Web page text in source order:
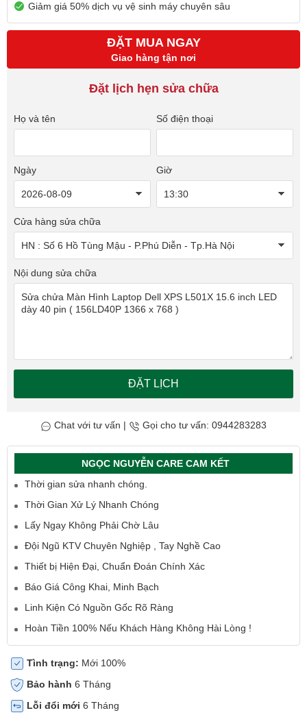
Giảm giá 50% dịch vụ vệ sinh máy chuyên sâu
ĐẶT MUA NGAY
Giao hàng tận nơi
Đặt lịch hẹn sửa chữa
Họ và tên Số điện thoại
Ngày Giờ
Cửa hàng sửa chữa
Nội dung sửa chữa
ĐẶT LỊCH
Chat với tư vấn | Gọi cho tư vấn: 0944283283
NGỌC NGUYỄN CARE CAM KẾT
Thời gian sửa nhanh chóng.
Thời Gian Xử Lý Nhanh Chóng
Lấy Ngay Không Phải Chờ Lâu
Đội Ngũ KTV Chuyên Nghiệp , Tay Nghề Cao
Thiết bị Hiện Đại, Chuẩn Đoán Chính Xác
Báo Giá Công Khai, Minh Bạch
Linh Kiện Có Nguồn Gốc Rõ Ràng
Hoàn Tiền 100% Nếu Khách Hàng Không Hài Lòng !
Tình trạng: Mới 100%
Bảo hành 6 Tháng
Lỗi đổi mới 6 Tháng